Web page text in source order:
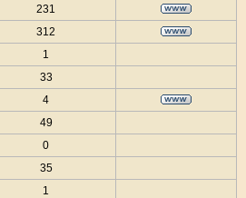
231
312
1
33
4
49
0
35
1